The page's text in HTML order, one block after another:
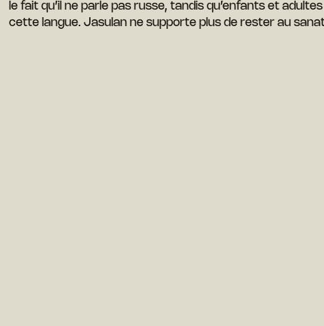
le fait qu’il ne parle pas russe, tandis qu’enfants et
cette langue. Jasulan ne supporte plus de rester au